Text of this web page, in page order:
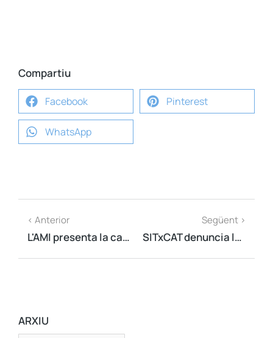
Compartiu
Facebook Pinterest
WhatsApp
< Anterior
L'AMI presenta la campanya 'Regidor/a per la independència' i fa balanç de les eleccions municipals
Següent >
SITxCAT denuncia la intolerable ingerència de la delegada del Govern als plens de constitució dels ajuntaments
ARXIU